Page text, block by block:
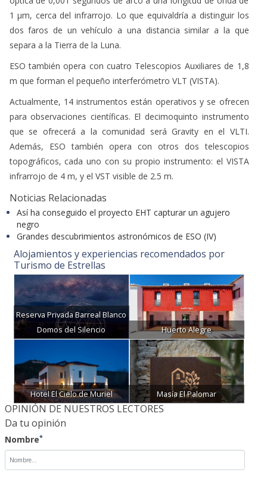
1 µm, cerca del infrarrojo. Lo que equivaldría a distinguir los
dos faros de un vehículo a una distancia similar a la que
separa a la Tierra de la Luna.
ESO también opera con cuatro Telescopios Auxiliares de 1,8
m que forman el pequeño interferómetro VLT (VISTA).
Actualmente, 14 instrumentos están operativos y se ofrecen
para observaciones científicas. El decimoquinto instrumento
que se ofrecerá a la comunidad será Gravity en el VLTI.
Además, ESO también opera con otros dos telescopios
topográficos, cada uno con su propio instrumento: el VISTA
infrarrojo de 4 m, y el VST visible de 2.5 m.
Noticias Relacionadas
Así ha conseguido el proyecto EHT capturar un agujero
negro
Grandes descubrimientos astronómicos de ESO (IV)
Alojamientos y experiencias recomendados por
Turismo de Estrellas
Reserva Privada Barreal Blanco
Domos del Silencio
Huerto Alegre
Hotel El Cielo de Muriel Masía El Palomar
OPINIÓN DE NUESTROS LECTORES
Da tu opinión
Nombre*